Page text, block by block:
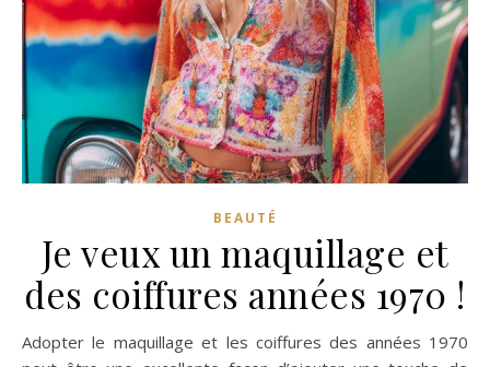
BEAUTÉ
Je veux un maquillage et
des coiffures années 1970 !
Adopter le maquillage et les coiffures des années 1970